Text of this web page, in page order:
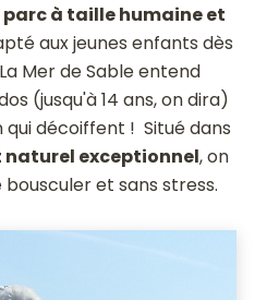
parc à taille humaine et
aux jeunes enfants dès
Mer de Sable entend
(jusqu'à 14 ans, on dira)
décoiffent ! Situé dans
exceptionnel, on
et sans stress.